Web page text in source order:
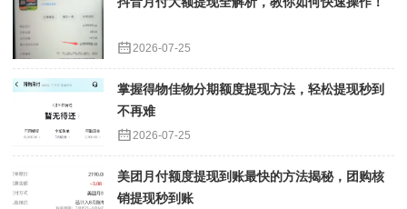
2026-07-25
掌握得物佳物分期额度提现方法，轻松提现秒到
不再难
2026-07-25
美团月付额度提现到账最快的方法揭秘，团购核
销提现秒到账